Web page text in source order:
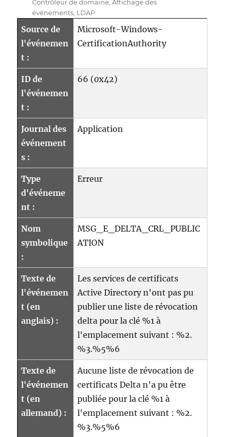
Contrôleur de domaine, Affichage des
événements, LDAP
Source de
l'événemen
t :
Microsoft-Windows-
CertificationAuthority
ID de
l'événemen
t :
66 (0x42)
Journal des
événement
s :
Application
Type
d'événeme
nt :
Erreur
Nom
symbolique
:
MSG_E_DELTA_CRL_PUBLIC
ATION
Texte de
l'événemen
t (en
anglais) :
Les services de certificats
Active Directory n'ont pas pu
publier une liste de révocation
delta pour la clé %1 à
l'emplacement suivant : %2.
%3.%5%6
Texte de
l'événemen
t (en
allemand) :
Aucune liste de révocation de
certificats Delta n'a pu être
publiée pour la clé %1 à
l'emplacement suivant : %2.
%3.%5%6